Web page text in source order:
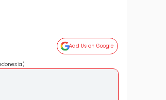
Add Us on Google